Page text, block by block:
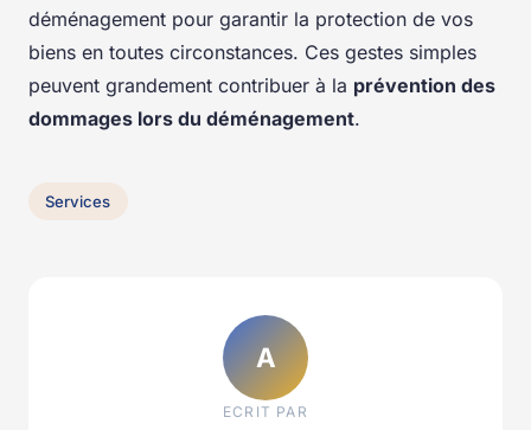
déménagement pour garantir la protection de vos
biens en toutes circonstances. Ces gestes simples
peuvent grandement contribuer à la prévention des
dommages lors du déménagement.
Services
A
ECRIT PAR